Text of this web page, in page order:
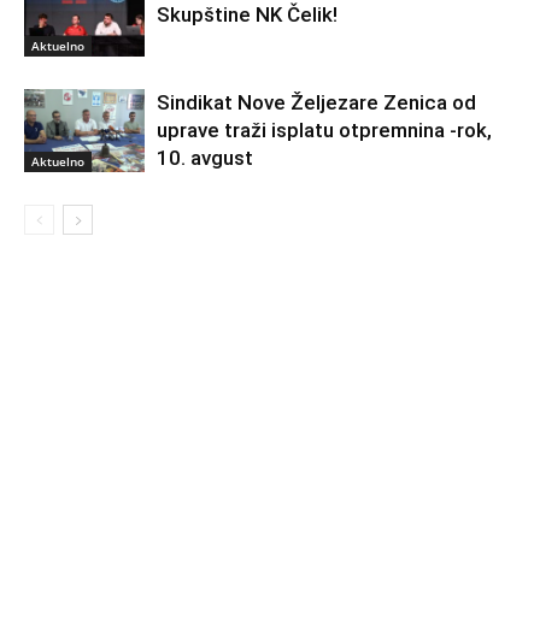
Aktuelno
Skupštine NK Čelik!
Aktuelno
Sindikat Nove Željezare Zenica od
uprave traži isplatu otpremnina -rok,
10. avgust